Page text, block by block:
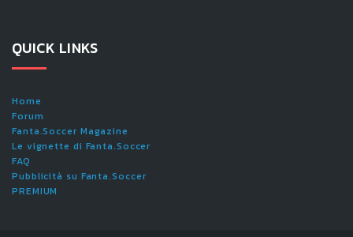
QUICK LINKS
Home
Forum
Fanta.Soccer Magazine
Le vignette di Fanta.Soccer
FAQ
Pubblicità su Fanta.Soccer
PREMIUM